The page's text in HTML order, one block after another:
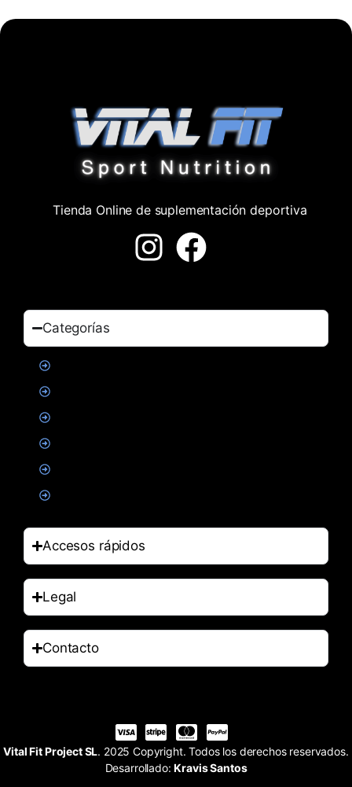
Tienda Online de suplementación deportiva
Categorías
Accesos rápidos
Legal
Contacto
Vital Fit Project SL. 2025 Copyright. Todos los derechos reservados.
Desarrollado:Kravis Santos